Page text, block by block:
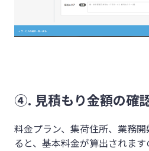
④. 見積もり金額の確
料金プラン、集荷住所、業務
ると、基本料金が算出されます